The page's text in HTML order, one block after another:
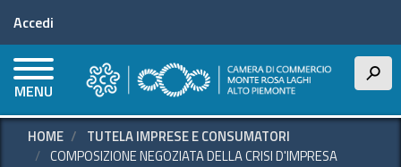
principale
Menu profilo utente
Accedi
MENU
h
HOME
TUTELA IMPRESE E CONSUMATORI
COMPOSIZIONE NEGOZIATA DELLA CRISI D'IMPRESA